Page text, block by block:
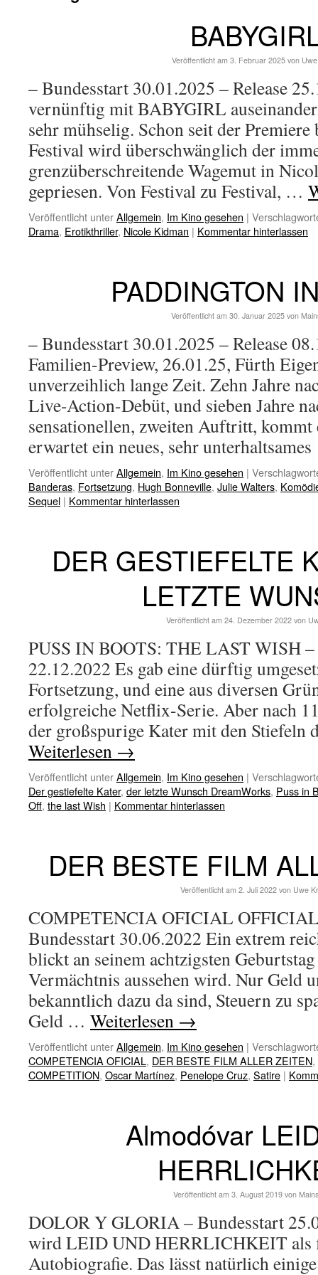
Veröffentlicht am 3. Februar 2025 von
– Bundesstart 30.01.2025 – Release
vernünftig mit BABYGIRL
sehr mühselig. Schon seit der
Festival wird überschwänglich der
grenzüberschreitende Wagemut in
gepriesen. Von Festival zu Festival, …
Veröffentlicht unterAllgemein, Im Kino gesehen |
Drama, Erotikthriller, Nicole Kidman | Kommentar hinterlassen
PADDINGTON
Veröffentlicht am 30. Januar 2025 von
– Bundesstart 30.01.2025 – Release
Familien-Preview, 26.01.25, Fürth
unverzeihlich lange Zeit. Zehn Jahre
Live-Action-Debüt, und sieben Jahre
sensationellen, zweiten Auftritt, kommt
erwartet ein neues, sehr
Veröffentlicht unterAllgemein, Im Kino gesehen |
Banderas, Fortsetzung, Hugh Bonneville, Julie Walters,
Sequel | Kommentar hinterlassen
DER GESTIEFELTE
LETZTE
Veröffentlicht am 24. Dezember 2022 von
PUSS IN BOOTS: THE LAST WISH –
22.12.2022 Es gab eine dürftig
Fortsetzung, und eine aus diversen
erfolgreiche Netflix-Serie. Aber nach
der großspurige Kater mit den
Weiterlesen →
Veröffentlicht unterAllgemein, Im Kino gesehen |
Der gestiefelte Kater, der letzte Wunsch DreamWorks, Puss in
Off, the last Wish | Kommentar hinterlassen
DER BESTE FILM
Veröffentlicht am 2. Juli 2022 von Uwe
COMPETENCIA OFICIAL
Bundesstart 30.06.2022 Ein extrem
blickt an seinem achtzigsten
Vermächtnis aussehen wird. Nur Geld
bekanntlich dazu da sind, Steuern zu
Geld … Weiterlesen →
Veröffentlicht unterAllgemein, Im Kino gesehen |
COMPETENCIA OFICIAL, DER BESTE FILM ALLER ZEITEN,
COMPETITION, Oscar Martínez, Penelope Cruz, Satire |
Almodóvar
Veröffentlicht am 3. August 2019 von
DOLOR Y GLORIA – Bundesstart
wird LEID UND HERRLICHKEIT als
Autobiografie. Das lässt natürlich